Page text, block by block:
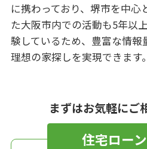
に携わっており、堺市を中心
た大阪市内での活動も5年以
験しているため、豊富な情報
理想の家探しを実現できます。
まずはお気軽にご
住宅ロー